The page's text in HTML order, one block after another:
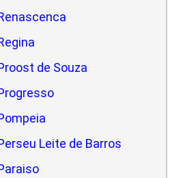
de Souza
Leite de Barros